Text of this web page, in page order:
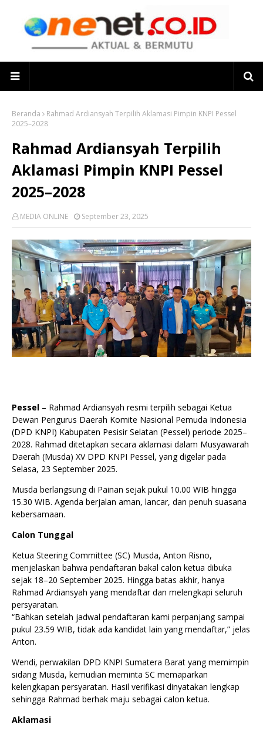
Beranda
Rahmad Ardiansyah Terpilih Aklamasi Pimpin KNPI Pessel
2025–2028
Rahmad Ardiansyah Terpilih
Aklamasi Pimpin KNPI Pessel
2025–2028
MEDIA ONLINE September 23, 2025
Pessel – Rahmad Ardiansyah resmi terpilih sebagai Ketua
Dewan Pengurus Daerah Komite Nasional Pemuda Indonesia
(DPD KNPI) Kabupaten Pesisir Selatan (Pessel) periode 2025–
2028. Rahmad ditetapkan secara aklamasi dalam Musyawarah
Daerah (Musda) XV DPD KNPI Pessel, yang digelar pada
Selasa, 23 September 2025.
Musda berlangsung di Painan sejak pukul 10.00 WIB hingga
15.30 WIB. Agenda berjalan aman, lancar, dan penuh suasana
kebersamaan.
Calon Tunggal
Ketua Steering Committee (SC) Musda, Anton Risno,
menjelaskan bahwa pendaftaran bakal calon ketua dibuka
sejak 18–20 September 2025. Hingga batas akhir, hanya
Rahmad Ardiansyah yang mendaftar dan melengkapi seluruh
persyaratan.
“Bahkan setelah jadwal pendaftaran kami perpanjang sampai
pukul 23.59 WIB, tidak ada kandidat lain yang mendaftar,” jelas
Anton.
Wendi, perwakilan DPD KNPI Sumatera Barat yang memimpin
sidang Musda, kemudian meminta SC memaparkan
kelengkapan persyaratan. Hasil verifikasi dinyatakan lengkap
sehingga Rahmad berhak maju sebagai calon ketua.
Aklamasi